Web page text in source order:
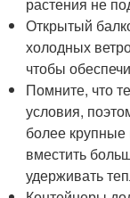
растения не
Открытый
холодных
чтобы
Помните, что
условия,
более
вместить
удерживать